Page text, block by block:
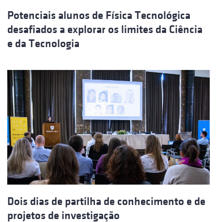
Potenciais alunos de Física Tecnológica
desafiados a explorar os limites da Ciência
e da Tecnologia
Dois dias de partilha de conhecimento e de
projetos de investigação